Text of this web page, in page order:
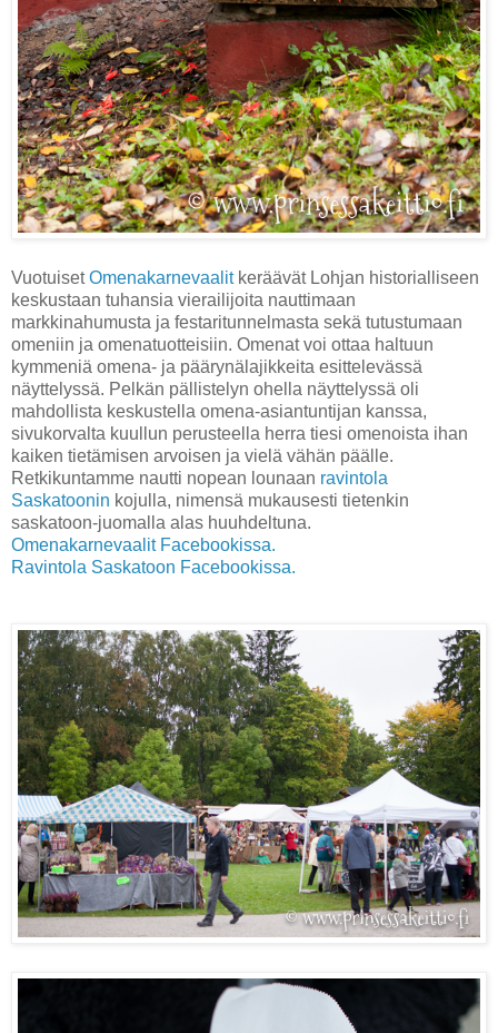
VuotuisetOmenakarnevaalitkeräävät Lohjan historialliseen
keskustaan tuhansia vierailijoita nauttimaan
markkinahumusta ja festaritunnelmasta sekä tutustumaan
omeniin ja omenatuotteisiin. Omenat voi ottaa haltuun
kymmeniä omena- ja päärynälajikkeita esittelevässä
näyttelyssä. Pelkän pällistelyn ohella näyttelyssä oli
mahdollista keskustella omena-asiantuntijan kanssa,
sivukorvalta kuullun perusteella herra tiesi omenoista ihan
kaiken tietämisen arvoisen ja vielä vähän päälle.
Retkikuntamme nautti nopean lounaan ravintola
Saskatoonin kojulla, nimensä mukausesti tietenkin
saskatoon-juomalla alas huuhdeltuna.
Omenakarnevaalit Facebookissa.
Ravintola Saskatoon Facebookissa.